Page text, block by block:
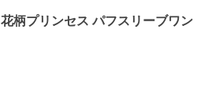
柄プリンセス パフスリーブワン